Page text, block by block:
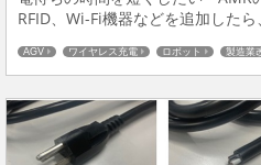
RFID、Wi-Fi機器などを追加した
を活かしたい ここで、「ワイヤ...
AGV ワイヤレス充電 ロボット 製造業